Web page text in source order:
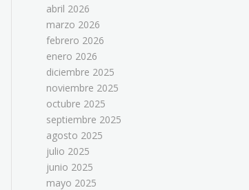
abril 2026
marzo 2026
febrero 2026
enero 2026
diciembre 2025
noviembre 2025
octubre 2025
septiembre 2025
agosto 2025
julio 2025
junio 2025
mayo 2025